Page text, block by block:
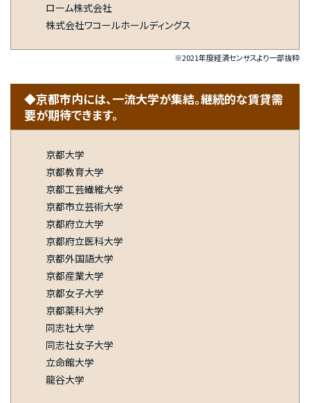
ローム株式会社
株式会社ワコールホールディングス
※2021年度経済センサスより一部抜粋
◆京都市内には、一流大学が集結。継続的な賃貸需
要が期待できます。
京都大学
京都教育大学
京都工芸繊維大学
京都市立芸術大学
京都府立大学
京都府立医科大学
京都外国語大学
京都産業大学
京都女子大学
京都薬科大学
同志社大学
同志社女子大学
立命館大学
龍谷大学